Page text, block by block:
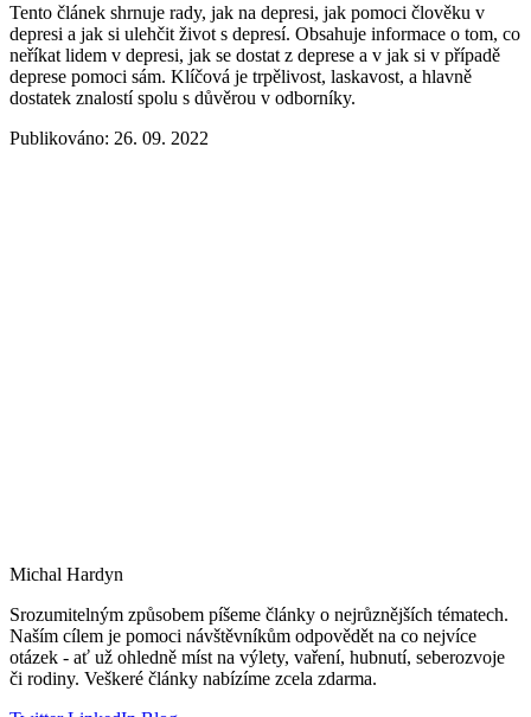
Tento článek shrnuje rady, jak na depresi, jak pomoci člověku v
depresi a jak si ulehčit život s depresí. Obsahuje informace o tom, co
neříkat lidem v depresi, jak se dostat z deprese a v jak si v případě
deprese pomoci sám. Klíčová je trpělivost, laskavost, a hlavně
dostatek znalostí spolu s důvěrou v odborníky.
Publikováno: 26. 09. 2022
Michal Hardyn
Srozumitelným způsobem píšeme články o nejrůznějších tématech.
Naším cílem je pomoci návštěvníkům odpovědět na co nejvíce
otázek - ať už ohledně míst na výlety, vaření, hubnutí, seberozvoje
či rodiny. Veškeré články nabízíme zcela zdarma.